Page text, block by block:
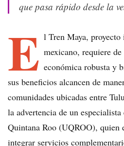
que pasa rápido desde la
E l Tren Maya,
mexicano, requiere
económica robusta y
sus beneficios alcancen de
comunidades ubicadas entre
la advertencia de un
Quintana Roo (UQROO), quien
integrar servicios